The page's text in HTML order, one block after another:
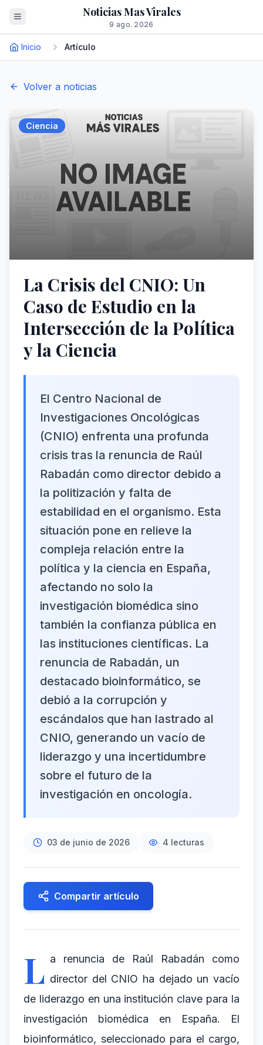
Noticias Mas Virales
9 ago. 2026
Inicio Artículo
Volver a noticias
Ciencia
La Crisis del CNIO: Un
Caso de Estudio en la
Intersección de la Política
y la Ciencia
El Centro Nacional de
Investigaciones Oncológicas
(CNIO) enfrenta una profunda
crisis tras la renuncia de Raúl
Rabadán como director debido a
la politización y falta de
estabilidad en el organismo. Esta
situación pone en relieve la
compleja relación entre la
política y la ciencia en España,
afectando no solo la
investigación biomédica sino
también la confianza pública en
las instituciones científicas. La
renuncia de Rabadán, un
destacado bioinformático, se
debió a la corrupción y
escándalos que han lastrado al
CNIO, generando un vacío de
liderazgo y una incertidumbre
sobre el futuro de la
investigación en oncología.
03 de junio de 2026 4 lecturas
Compartir artículo
L a renuncia de Raúl Rabadán como
director del CNIO ha dejado un vacío
de liderazgo en una institución clave para la
investigación biomédica en España. El
bioinformático, seleccionado para el cargo,